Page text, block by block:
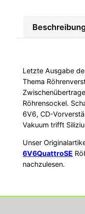
Beschreibung
Letzte Ausgabe
Thema
Röhrensockel.
6V6, CD-
Vakuum trifft
Unser
6V6QuattroSE
nachzulesen.